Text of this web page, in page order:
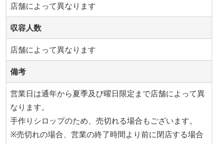
店舗によって異なります
収容人数
店舗によって異なります
備考
営業日は通年から夏季及び曜日限定まで店舗によって異
なります。
手作りシロップのため、売切れる場合もございます。
※売切れの場合、営業の終了時間より前に閉店する場合